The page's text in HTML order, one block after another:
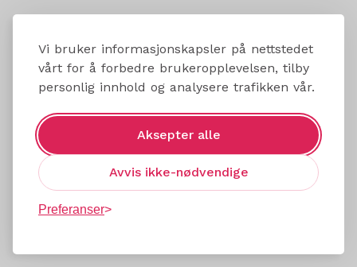
Vi bruker informasjonskapsler på nettstedet
vårt for å forbedre brukeropplevelsen, tilby
personlig innhold og analysere trafikken vår.
Aksepter alle
Avvis ikke-nødvendige
Preferanser